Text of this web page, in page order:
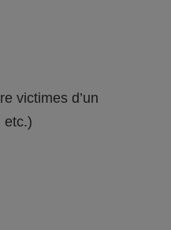
victimes d’un
etc.)